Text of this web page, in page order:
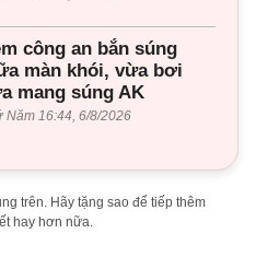
công an bắn súng
màn khói, vừa bơi
mang súng AK
Năm 16:44, 6/8/2026
trên. Hãy tặng sao để tiếp thêm
hay hơn nữa.